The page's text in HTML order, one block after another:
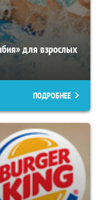
для взрослых
ПОДРОБНЕЕ